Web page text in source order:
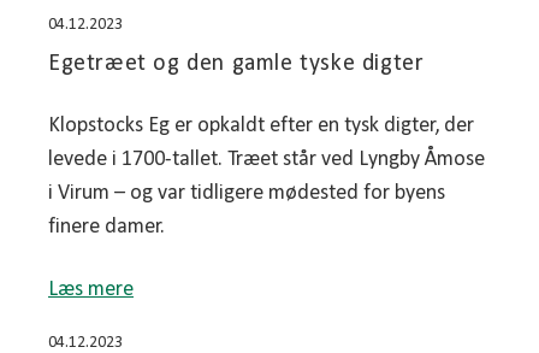
04.12.2023
Egetræet og den gamle tyske digter
Klopstocks Eg er opkaldt efter en tysk digter, der
levede i 1700-tallet. Træet står ved Lyngby Åmose
i Virum – og var tidligere mødested for byens
finere damer.
Læs mere
04.12.2023